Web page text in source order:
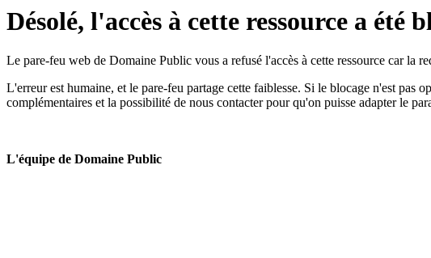
Désolé, l'accès à cette ressource a été
Le pare-feu web de Domaine Public vous a refusé l'accès à cette ressource car la
L'erreur est humaine, et le pare-feu partage cette faiblesse. Si le blocage n'est pas
complémentaires et la possibilité de nous contacter pour qu'on puisse adapter le
L'équipe de Domaine Public